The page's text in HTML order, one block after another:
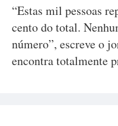
“Estas mil pessoas
cento do total.
número”, escreve o
encontra totalmente